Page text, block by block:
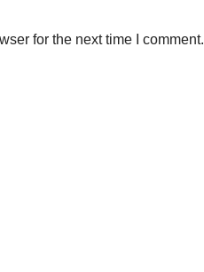
for the next time I comment.